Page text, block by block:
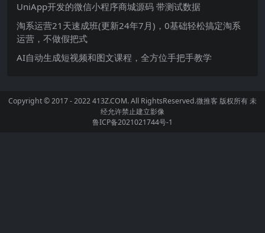
UniApp开发的微信小程序商城源码 带测试数据
淘系运营21天速成班(更新24年7月)，0基础轻松搞定淘系
运营，不做假把式
AI自动生成短视频和图文课程，全方位手把手教学
Copyright © 2017 - 2022 413Z.COM. All RightsReserved.微推客 版权所有 未
经允许禁止建立影像
鲁ICP备2021021744号-1